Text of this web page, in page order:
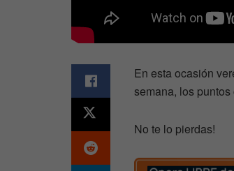
En esta ocasión
semana, los
No te lo pierdas!